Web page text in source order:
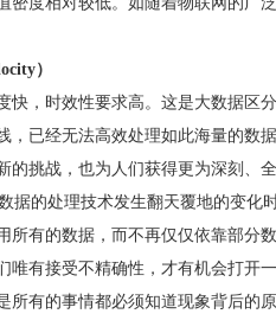
）
快，时效性要求高。这是大数据区
，已经无法高效处理如此海量的数
的挑战，也为人们获得更为深刻、
据的处理技术发生翻天覆地的变化
所有的数据，而不再仅仅依靠部分
唯有接受不精确性，才有机会打开
所有的事情都必须知道现象背后的